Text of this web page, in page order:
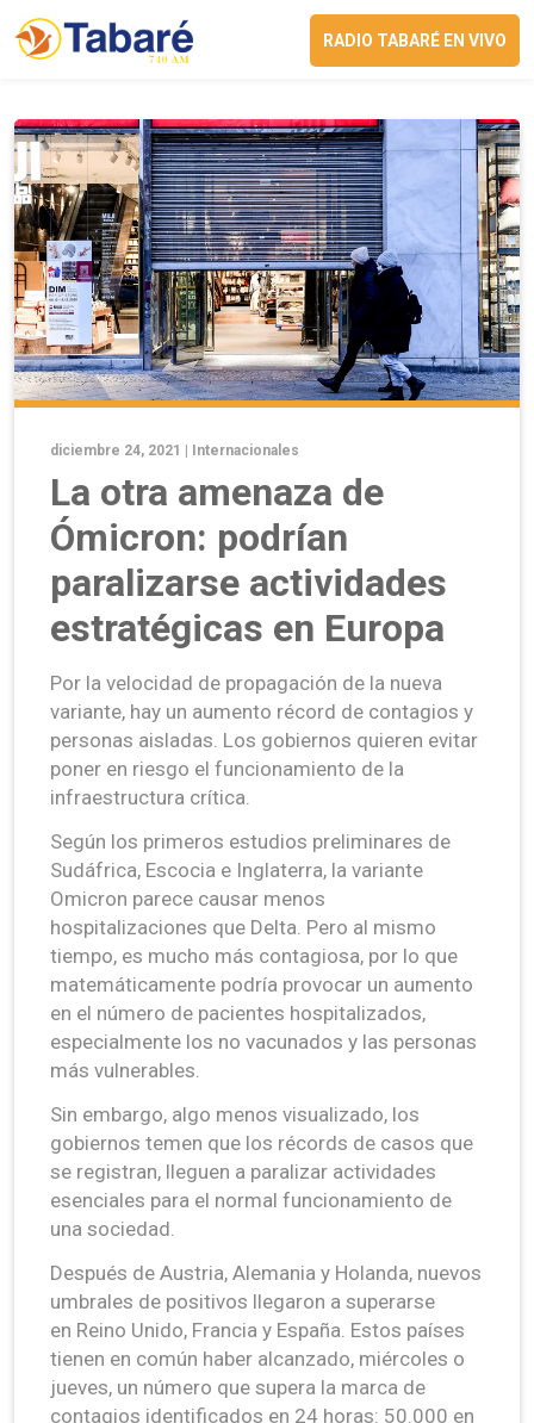
RADIO TABARÉ EN VIVO
diciembre 24, 2021 | Internacionales
La otra amenaza de
Ómicron: podrían
paralizarse actividades
estratégicas en Europa
Por la velocidad de propagación de la nueva
variante, hay un aumento récord de contagios y
personas aisladas. Los gobiernos quieren evitar
poner en riesgo el funcionamiento de la
infraestructura crítica.
Según los primeros estudios preliminares de
Sudáfrica, Escocia e Inglaterra, la variante
Omicron parece causar menos
hospitalizaciones que Delta. Pero al mismo
tiempo, es mucho más contagiosa, por lo que
matemáticamente podría provocar un aumento
en el número de pacientes hospitalizados,
especialmente los no vacunados y las personas
más vulnerables.
Sin embargo, algo menos visualizado, los
gobiernos temen que los récords de casos que
se registran, lleguen a paralizar actividades
esenciales para el normal funcionamiento de
una sociedad.
Después de Austria, Alemania y Holanda, nuevos
umbrales de positivos llegaron a superarse
en Reino Unido, Francia y España. Estos países
tienen en común haber alcanzado, miércoles o
jueves, un número que supera la marca de
contagios identificados en 24 horas: 50.000 en